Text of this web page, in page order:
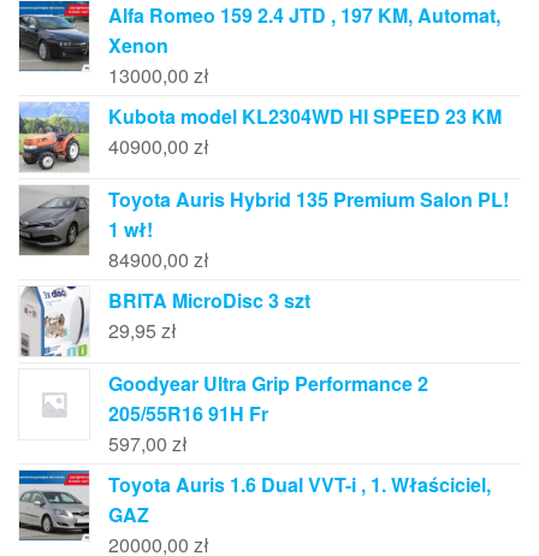
Alfa Romeo 159 2.4 JTD , 197 KM, Automat,
Xenon
13000,00 zł
Kubota model KL2304WD HI SPEED 23 KM
40900,00 zł
Toyota Auris Hybrid 135 Premium Salon PL!
1 wł!
84900,00 zł
BRITA MicroDisc 3 szt
29,95 zł
Goodyear Ultra Grip Performance 2
205/55R16 91H Fr
597,00 zł
Toyota Auris 1.6 Dual VVT-i , 1. Właściciel,
GAZ
20000,00 zł